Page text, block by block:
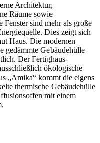
Architektur,
Räume sowie
sind mehr als große
Dies zeigt sich
Haus. Die modernen
gedämmte Gebäudehülle
Der Fertighaus-
ökologische
„Amika“ kommt die eigens
thermische Gebäudehülle
mit einem